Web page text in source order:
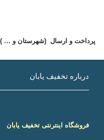
پرداخت و ارسال (شهرستان و … )
درباره تخفیف یابان
فروشگاه اینترنتی تخفیف یابان